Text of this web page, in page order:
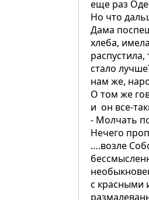
еще раз
Но что
Дама
хлеба,
стало
нам же,
О том же
и он все-
- Молчать
Нечего
….возле
с красными